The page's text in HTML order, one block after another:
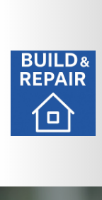
до
вмісту